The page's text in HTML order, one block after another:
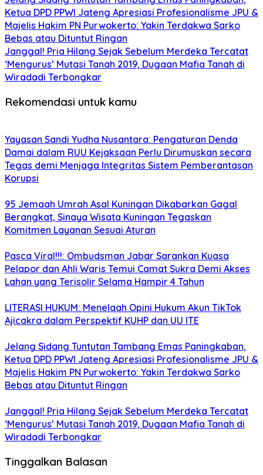
Ketua DPD PPWI Jateng Apresiasi Profesionalisme JPU &
Majelis Hakim PN Purwokerto: Yakin Terdakwa Sarko
Bebas atau Dituntut Ringan
Janggal! Pria Hilang Sejak Sebelum Merdeka Tercatat
‘Mengurus’ Mutasi Tanah 2019, Dugaan Mafia Tanah di
Wiradadi Terbongkar
Rekomendasi untuk kamu
Yayasan Sandi Yudha Nusantara: Pengaturan Denda
Damai dalam RUU Kejaksaan Perlu Dirumuskan secara
Tegas demi Menjaga Integritas Sistem Pemberantasan
Korupsi
95 Jemaah Umrah Asal Kuningan Dikabarkan Gagal
Berangkat, Sinaya Wisata Kuningan Tegaskan
Komitmen Layanan Sesuai Aturan
Pasca Viral!!!: Ombudsman Jabar Sarankan Kuasa
Pelapor dan Ahli Waris Temui Camat Sukra Demi Akses
Lahan yang Terisolir Selama Hampir 4 Tahun
LITERASI HUKUM: Menelaah Opini Hukum Akun TikTok
Ajicakra dalam Perspektif KUHP dan UU ITE
Jelang Sidang Tuntutan Tambang Emas Paningkaban,
Ketua DPD PPWI Jateng Apresiasi Profesionalisme JPU &
Majelis Hakim PN Purwokerto: Yakin Terdakwa Sarko
Bebas atau Dituntut Ringan
Janggal! Pria Hilang Sejak Sebelum Merdeka Tercatat
‘Mengurus’ Mutasi Tanah 2019, Dugaan Mafia Tanah di
Wiradadi Terbongkar
Tinggalkan Balasan